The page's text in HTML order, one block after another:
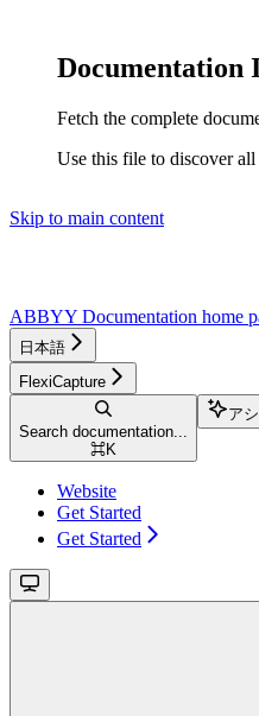
Documentation
Fetch the complete
Use this file to discover
Skip to main content
ABBYY Documentation home
日本語
FlexiCapture
Search documentation...
⌘K
ア
Website
Get Started
Get Started